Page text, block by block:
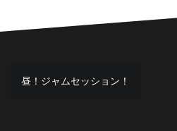
投
昼！ジャムセッション！